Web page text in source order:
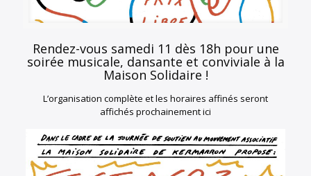
Rendez-vous samedi 11 dès 18h pour une
soirée musicale, dansante et conviviale à la
Maison Solidaire !
L’organisation complète et les horaires affinés seront
affichés prochainement ici